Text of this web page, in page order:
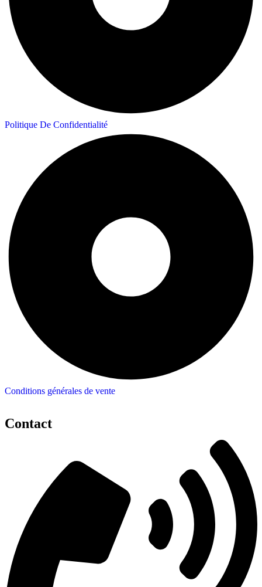
Politique De Confidentialité
Conditions générales de vente
Contact